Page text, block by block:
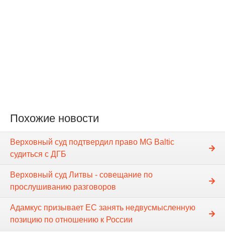
Похожие новости
Верховный суд подтвердил право MG Baltic
судиться с ДГБ
Верховный суд Литвы - совещание по
прослушиванию разговоров
Адамкус призывает ЕС занять недвусмысленную
позицию по отношению к России